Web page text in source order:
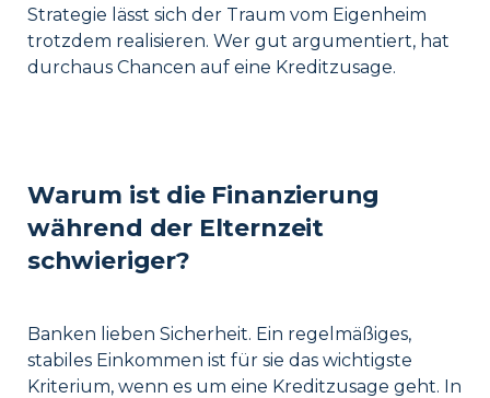
Strategie lässt sich der Traum vom Eigenheim
trotzdem realisieren. Wer gut argumentiert, hat
durchaus Chancen auf eine Kreditzusage.
Warum ist die Finanzierung
während der Elternzeit
schwieriger?
Banken lieben Sicherheit. Ein regelmäßiges,
stabiles Einkommen ist für sie das wichtigste
Kriterium, wenn es um eine Kreditzusage geht. In